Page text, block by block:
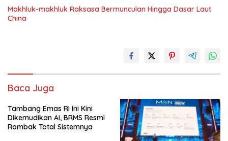
Makhluk-makhluk Raksasa Bermunculan Hingga Dasar Laut
China
Baca Juga
Tambang Emas RI Ini Kini
Dikemudikan AI, BRMS Resmi
Rombak Total Sistemnya